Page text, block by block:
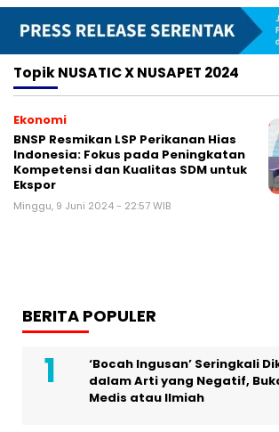
TopikNUSATIC X NUSAPET 2024
Ekonomi
BNSP Resmikan LSP Perikanan Hias
Indonesia: Fokus pada Peningkatan
Kompetensi dan Kualitas SDM untuk
Ekspor
Minggu, 9 Juni 2024 - 22:57 WIB
BERITA POPULER
‘Bocah Ingusan’ Seringkali
dalam Arti yang Negatif,
Medis atau Ilmiah